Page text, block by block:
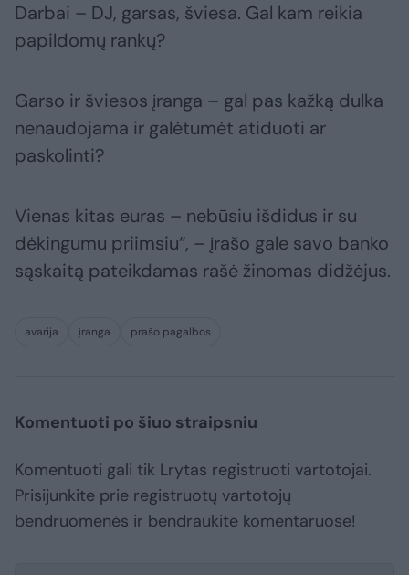
Darbai – DJ, garsas, šviesa. Gal kam reikia
papildomų rankų?
Garso ir šviesos įranga – gal pas kažką dulka
nenaudojama ir galėtumėt atiduoti ar
paskolinti?
Vienas kitas euras – nebūsiu išdidus ir su
dėkingumu priimsiu“, – įrašo gale savo banko
sąskaitą pateikdamas rašė žinomas didžėjus.
avarija įranga prašo pagalbos
Komentuoti po šiuo straipsniu
Komentuoti gali tik Lrytas registruoti vartotojai.
Prisijunkite prie registruotų vartotojų
bendruomenės ir bendraukite komentaruose!